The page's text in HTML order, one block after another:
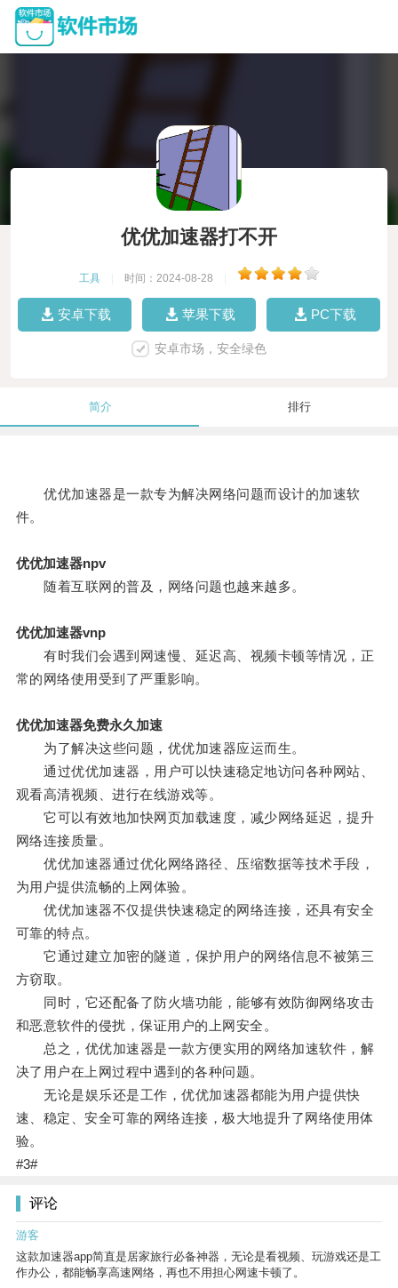
优优加速器打不开
工具 时间：2024-08-28
安卓下载 苹果下载 PC下载
安卓市场，安全绿色
简介 排行
优优加速器是一款专为解决网络问题而设计的加速软
件。
优优加速器npv
随着互联网的普及，网络问题也越来越多。
优优加速器vnp
有时我们会遇到网速慢、延迟高、视频卡顿等情况，正
常的网络使用受到了严重影响。
优优加速器免费永久加速
为了解决这些问题，优优加速器应运而生。
通过优优加速器，用户可以快速稳定地访问各种网站、
观看高清视频、进行在线游戏等。
它可以有效地加快网页加载速度，减少网络延迟，提升
网络连接质量。
优优加速器通过优化网络路径、压缩数据等技术手段，
为用户提供流畅的上网体验。
优优加速器不仅提供快速稳定的网络连接，还具有安全
可靠的特点。
它通过建立加密的隧道，保护用户的网络信息不被第三
方窃取。
同时，它还配备了防火墙功能，能够有效防御网络攻击
和恶意软件的侵扰，保证用户的上网安全。
总之，优优加速器是一款方便实用的网络加速软件，解
决了用户在上网过程中遇到的各种问题。
无论是娱乐还是工作，优优加速器都能为用户提供快
速、稳定、安全可靠的网络连接，极大地提升了网络使用体
验。
#3#
评论
游客
这款加速器app简直是居家旅行必备神器，无论是看视频、玩游戏还是工
作办公，都能畅享高速网络，再也不用担心网速卡顿了。